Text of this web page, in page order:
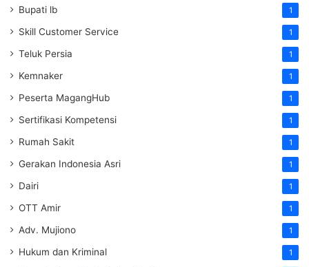
Bupati lb 1
Skill Customer Service 1
Teluk Persia 1
Kemnaker 1
Peserta MagangHub 1
Sertifikasi Kompetensi 1
Rumah Sakit 1
Gerakan Indonesia Asri 1
Dairi 1
OTT Amir 1
Adv. Mujiono 1
Hukum dan Kriminal 1